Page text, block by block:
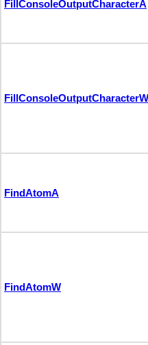
FillConsoleOutputCharacterA
FillConsoleOutputCharacterW
FindAtomA
FindAtomW